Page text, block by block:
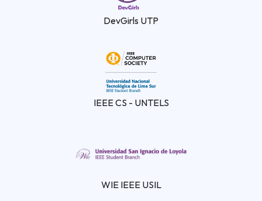
DevGirls UTP
IEEE CS - UNTELS
WIE IEEE USIL